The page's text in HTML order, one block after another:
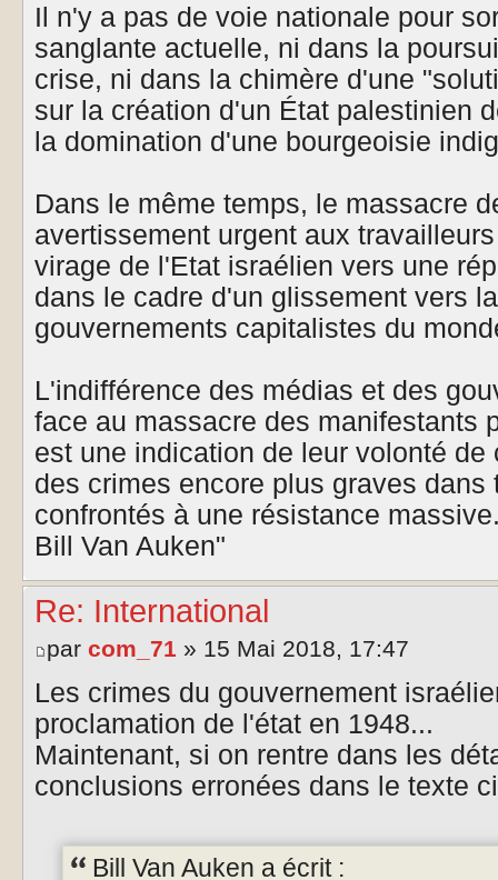
Il n'y a pas de voie nationale pour
sanglante actuelle, ni dans la
crise, ni dans la chimère d'une
sur la création d'un État palestinien
la domination d'une bourgeoisie
Dans le même temps, le massacre
avertissement urgent aux
virage de l'Etat israélien vers une
dans le cadre d'un glissement vers
gouvernements capitalistes du
L'indifférence des médias et des
face au massacre des manifestants
est une indication de leur volonté
des crimes encore plus graves
confrontés à une résistance
Bill Van Auken"
Re: International
par com_71 » 15 Mai 2018, 17:47
Les crimes du gouvernement
proclamation de l'état en 1948...
Maintenant, si on rentre dans les
conclusions erronées dans le texte
Bill Van Auken a écrit :